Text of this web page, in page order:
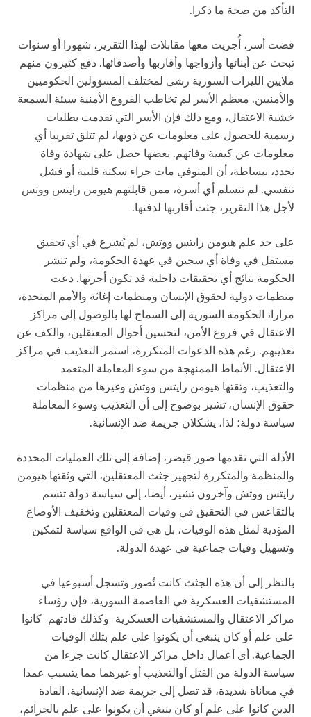
التأكد من صحة ما ذكرا.
قضت أسر، أُجريت معها مقابلات لهذا التقرير، شهورا أو سنوات
تبحث عن أبنائها وأزواجها وأقاربها وأصدقائها. دفع كثيرون منهم
ملايين الليرات السورية رشى لمختلف المسؤولين الحكوميين
والأمنيين. معظم الأسر لم تخاطب الفروع الأمنية سيئة السمعة
خشية الاعتقال، ومع ذلك فإن الأسر التي تقدمت بطلبات
رسمية للحصول على معلومات عن ذويها، لم تتلق تقريبا أي
معلومات عن كيفية وفاتهم. بعضها حصل على شهادة وفاة
تحدد، ببساطة، أن المتوفي مات جراء سكتة قلبية أو فشل
تنفسي. لم تتسلم أي أسرة، ممن قابلتهم هيومن رايتس ووتس
لأجل هذا التقرير، جثث أقاربها لدفنها.
على حد علم هيومن رايتس ووتش، لم يُشرع في أي تحقيق
مستقل في وفاة أي سجين في عهدة الحكومة، ولم تنشر
الحكومة نتائج أي تحقيقات داخلية قد تكون أجرتها. دعت
منظمات دولية لحقوق الإنسان ومنظمات إغاثة والأمم المتحدة،
مرارا، الحكومة السورية إلى السماح لها بالوصول إلى مراكز
الاعتقال في فروع الأمن، لتحسين أحوال المعتقلين، والكف عن
تعذيبهم. رغم هذه الدعوات المتكررة، استمر التعذيب في مراكز
الاعتقال. الأنماط الممنهجة من سوء المعاملة المتعمد
والتعذيب، وثقتها هيومن رايتس ووتش وغيرها من منظمات
حقوق الإنسان، تشير بوضوح إلى أن التعذيب وسوء المعاملة
سياسة دولة؛ لذا، يشكلان جريمة ضد الإنسانية.
الأدلة التي تقدمها صور قيصر، إضافة إلى تلك العمليات المحددة
والمنظمة والمتكررة لتجهيز جثث المعتقلين، التي وثقتها هيومن
رايتس ووتش وآخرون تشير، أيضا، إلى سياسة دولة تتسم
بالتقاعس في التحقيق في وفيات المعتقلين وتخفيف الأوضاع
المؤدية لمثل هذه الوفيات، بل هي في الواقع سياسة لتمكين
وتسهيل وفيات جماعية في عهدة الدولة.
بالنظر إلى أن هذه الجثث كانت تُصور وتسجل أسبوعيا في
المستشفيات العسكرية في العاصمة السورية، فإن رؤساء
مراكز الاعتقال والمستشفيات العسكرية- وكذلك قادتهم- كانوا
على علم أو كان ينبغي أن يكونوا على علم بتلك الوفيات
الجماعية. أي أعمال داخل مراكز الاعتقال كانت جزءا من
سياسة الدولة من القتل أوالتعذيب أو غيرهما مما يتسبب عمدا
في معاناة شديدة، قد تصل إلى جريمة ضد الإنسانية. القادة
الذين كانوا على علم أو كان ينبغي أن يكونوا على علم بالجرائم،